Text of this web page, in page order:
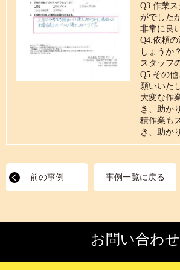
Q3.作業
がでした
非常に良
Q4.依頼
しょうか？
スタッフ
Q5.その
願いいた
大変な作
き、助か
積作業も
き、助か
前の事例 事例一覧に戻る
お問い合わせ